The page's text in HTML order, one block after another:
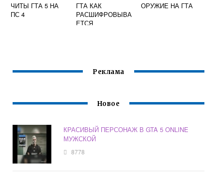
ЧИТЫ ГТА 5 НА
ПС 4
ГТА КАК
РАСШИФРОВЫВА
ЕТСЯ
ОРУЖИЕ НА ГТА
Реклама
Новое
КРАСИВЫЙ ПЕРСОНАЖ В GTA 5 ONLINE
МУЖСКОЙ
8778